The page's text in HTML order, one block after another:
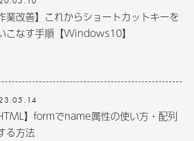
業改善】これからショートカットキーを
こなす手順【Windows10】
HTML】formでname属性の使い方・配列
る方法